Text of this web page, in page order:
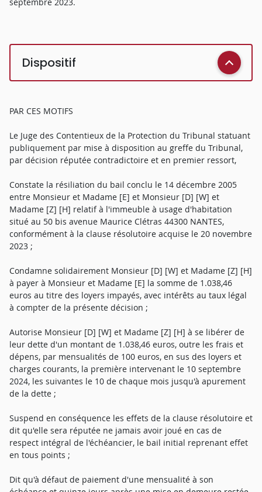
Dispositif
PAR CES MOTIFS
Le Juge des Contentieux de la Protection du Tribunal statuant
publiquement par mise à disposition au greffe du Tribunal,
par décision réputée contradictoire et en premier ressort,
Constate la résiliation du bail conclu le 14 décembre 2005
entre Monsieur et Madame [E] et Monsieur [D] [W] et
Madame [Z] [H] relatif à l'immeuble à usage d'habitation
situé au 50 bis avenue Maurice Clétras 44300 NANTES,
conformément à la clause résolutoire acquise le 20 novembre
2023 ;
Condamne solidairement Monsieur [D] [W] et Madame [Z] [H]
à payer à Monsieur et Madame [E] la somme de 1.038,46
euros au titre des loyers impayés, avec intérêts au taux légal
à compter de la présente décision ;
Autorise Monsieur [D] [W] et Madame [Z] [H] à se libérer de
leur dette d'un montant de 1.038,46 euros, outre les frais et
dépens, par mensualités de 100 euros, en sus des loyers et
charges courants, la première intervenant le 10 septembre
2024, les suivantes le 10 de chaque mois jusqu'à apurement
de la dette ;
Suspend en conséquence les effets de la clause résolutoire et
dit qu'elle sera réputée ne jamais avoir joué en cas de
respect intégral de l'échéancier, le bail initial reprenant effet
en tous points ;
Dit qu'à défaut de paiement d'une mensualité à son